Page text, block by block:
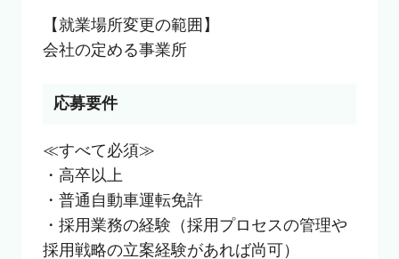
【就業場所変更の範囲】
会社の定める事業所
応募要件
≪すべて必須≫
・高卒以上
・普通自動車運転免許
・採用業務の経験（採用プロセスの管理や
採用戦略の立案経験があれば尚可）